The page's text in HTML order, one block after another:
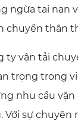
ngừa tai nạn
chuyển thân
ty vận tải
trọng trong
nhu cầu
Với sự chuyên